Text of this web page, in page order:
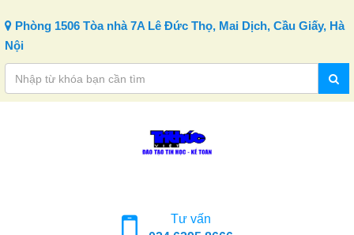
Phòng 1506 Tòa nhà 7A Lê Đức Thọ, Mai Dịch, Cầu Giấy, Hà
Nội
Tư vấn